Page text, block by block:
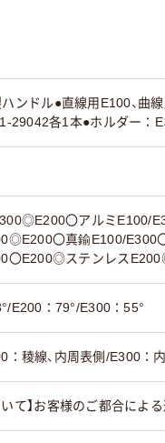
ンドル●直線用E100、曲
29042各1本●ホルダー：
〇アルミE100/
〇真鍮E100/E300
〇E200◎ステンレス
E200：79°/E300：55°
：稜線、内周表側/E300：
いて】お客様のご都合によ